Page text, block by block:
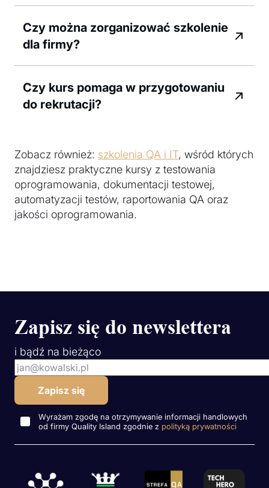
Czy można zorganizować szkolenie
dla firmy?
Czy kurs pomaga w przygotowaniu
do rekrutacji?
Zobacz również: szkolenia QA i IT, wśród których
znajdziesz praktyczne kursy z testowania
oprogramowania, dokumentacji testowej,
automatyzacji testów, raportowania QA oraz
jakości oprogramowania.
Zapisz się do newslettera
i bądź na bieżąco
Wyrażam zgodę na otrzymywanie informacji handlowych
od firmy Quality Island zgodnie z polityką prywatności